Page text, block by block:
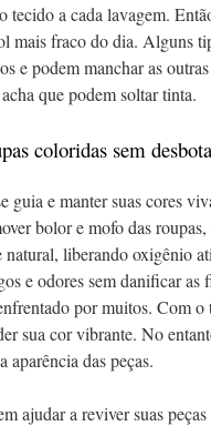
tecido a cada lavagem.
mais fraco do dia. Alguns
e podem manchar as
que podem soltar tinta.
coloridas sem
guia e manter suas cores
bolor e mofo das
natural, liberando oxigênio
e odores sem danificar
por muitos. Com o
sua cor vibrante. No
das peças.
ajudar a reviver suas